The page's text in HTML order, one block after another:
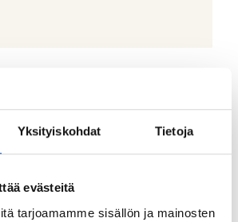
Yksityiskohdat Tietoja
evästeitä
tarjoamamme sisällön ja mainosten
terassi takapihalla
vaatehuone, kaapistot.
satelliittiantenni: